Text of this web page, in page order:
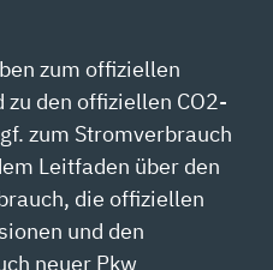
zum offiziellen
den offiziellen CO2-
zum Stromverbrauch
Leitfaden über den
die offiziellen
und den
neuer Pkw